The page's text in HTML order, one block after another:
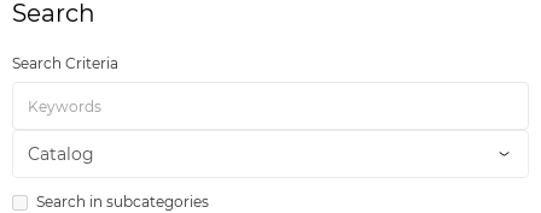
Search
Search Criteria
Search in subcategories